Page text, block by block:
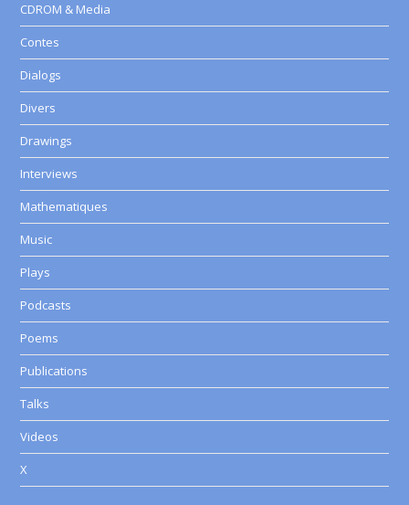
CDROM & Media
Contes
Dialogs
Divers
Drawings
Interviews
Mathematiques
Music
Plays
Podcasts
Poems
Publications
Talks
Videos
X